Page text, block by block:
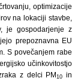
optimizacije
na lokaciji stavbe,
je gospodarjenje z
prepoznavna EU
S povečanjem rabe
učinkovitostjo
z delci PM10 in